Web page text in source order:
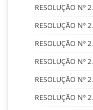
RESOLUÇÃO Nº
RESOLUÇÃO Nº
RESOLUÇÃO Nº
RESOLUÇÃO Nº
RESOLUÇÃO Nº
RESOLUÇÃO Nº